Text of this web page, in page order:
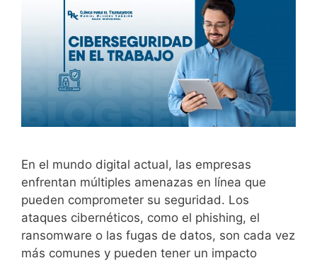
En el mundo digital actual, las empresas
enfrentan múltiples amenazas en línea que
pueden comprometer su seguridad. Los
ataques cibernéticos, como el phishing, el
ransomware o las fugas de datos, son cada vez
más comunes y pueden tener un impacto